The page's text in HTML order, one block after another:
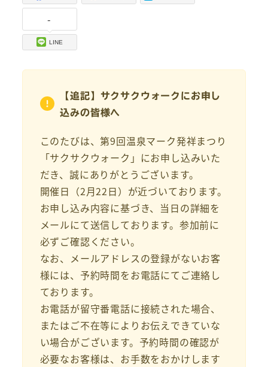
-
LINE
【追記】サクサクウォークにお申し
込みの皆様へ
このたびは、第9回温泉マーク発祥まつり
「サクサクウォーク」にお申し込みいた
だき、誠にありがとうございます。
開催日（2月22日）が近づいております。
お申し込み内容に基づき、当日の詳細を
メールにて送信しております。参加前に
必ずご確認ください。
なお、メールアドレスの登録がないお客
様には、予約時間をお電話にてご連絡し
ております。
お電話が留守番電話に接続された場合、
またはご不在等によりお伝えできていな
い場合がございます。予約時間の確認が
必要なお客様は、お手数をおかけします